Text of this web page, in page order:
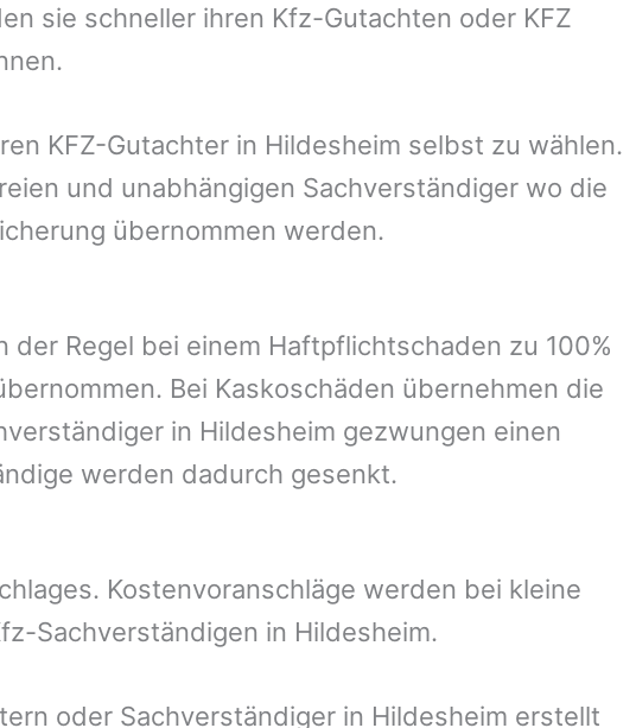
sie schneller ihren Kfz-Gutachten oder KFZ
KFZ-Gutachter in Hildesheim selbst zu wählen.
und unabhängigen Sachverständiger wo die
übernommen werden.
Regel bei einem Haftpflichtschaden zu 100%
Bei Kaskoschäden übernehmen die
in Hildesheim gezwungen einen
werden dadurch gesenkt.
Kostenvoranschläge werden bei kleine
Sachverständigen in Hildesheim.
oder Sachverständiger in Hildesheim erstellt